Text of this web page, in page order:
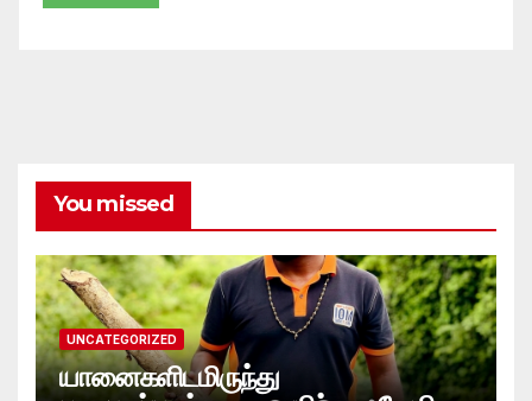
You missed
UNCATEGORIZED
யானைகளிடமிருந்து